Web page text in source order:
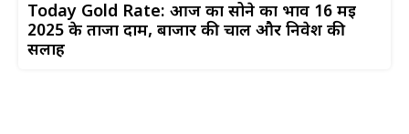
Today Gold Rate: आज का सोने का भाव 16 मई
2025 के ताजा दाम, बाजार की चाल और निवेश की
सलाह